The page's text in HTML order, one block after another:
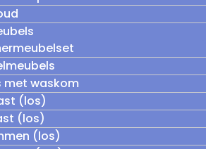
met waskom
(los)
(los)
(los)